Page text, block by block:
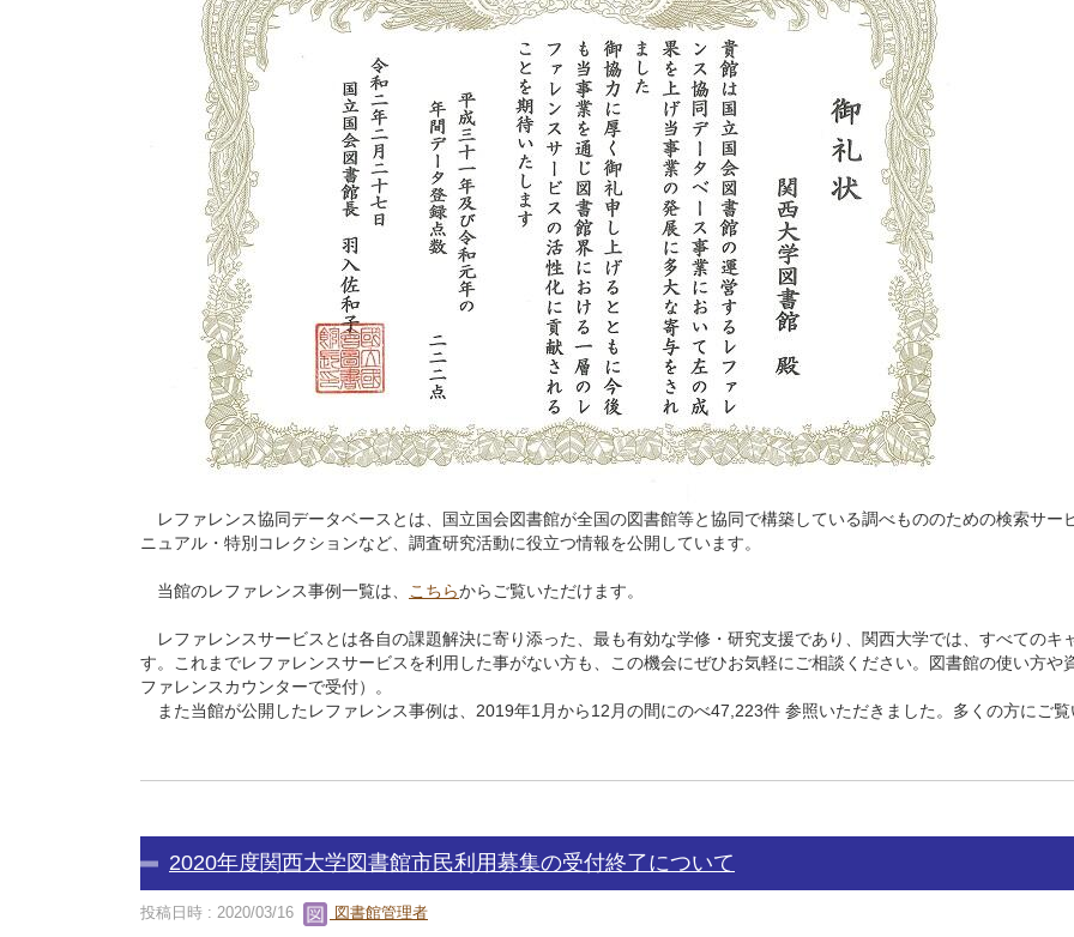
レファレンス協同データベースとは、国立国会図書館が全国の図書館等と協同で構築している調べもののための検索サー
ニュアル・特別コレクションなど、調査研究活動に役立つ情報を公開しています。
当館のレファレンス事例一覧は、 こちらからご覧いただけます。
レファレンスサービスとは各自の課題解決に寄り添った、最も有効な学修・研究支援であり、関西大学では、すべてのキ
す。これまでレファレンスサービスを利用した事がない方も、この機会にぜひお気軽にご相談ください。図書館の使い方
ファレンスカウンターで受付）。
また当館が公開したレファレンス事例は、2019年1月から12月の間にのべ47,223件 参照いただきました。多くの方にご
2020年度関西大学図書館市民利用募集の受付終了について
投稿日時 : 2020/03/16 図書館管理者